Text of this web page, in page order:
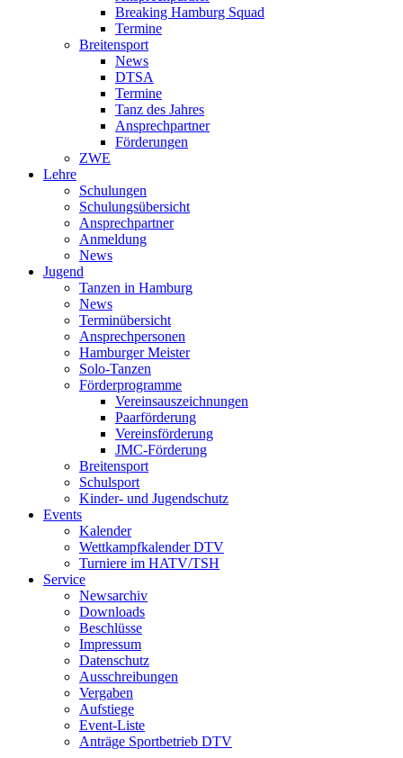
Breaking Hamburg Squad
Termine
Breitensport
News
DTSA
Termine
Tanz des Jahres
Ansprechpartner
Förderungen
ZWE
Lehre
Schulungen
Schulungsübersicht
Ansprechpartner
Anmeldung
News
Jugend
Tanzen in Hamburg
News
Terminübersicht
Ansprechpersonen
Hamburger Meister
Solo-Tanzen
Förderprogramme
Vereinsauszeichnungen
Paarförderung
Vereinsförderung
JMC-Förderung
Breitensport
Schulsport
Kinder- und Jugendschutz
Events
Kalender
Wettkampfkalender DTV
Turniere im HATV/TSH
Service
Newsarchiv
Downloads
Beschlüsse
Impressum
Datenschutz
Ausschreibungen
Vergaben
Aufstiege
Event-Liste
Anträge Sportbetrieb DTV